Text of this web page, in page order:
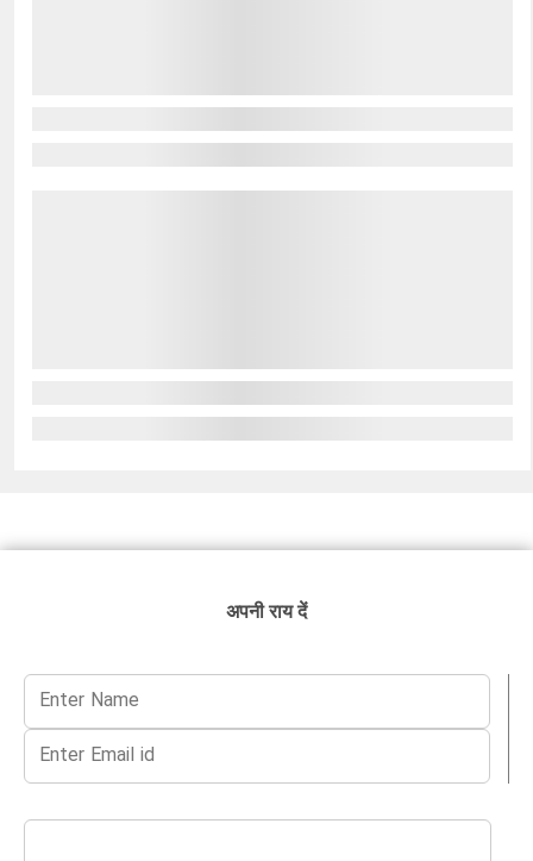
अपनी राय दें